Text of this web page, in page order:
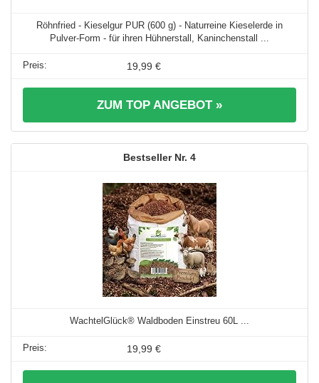
Röhnfried - Kieselgur PUR (600 g) - Naturreine Kieselerde in
Pulver-Form - für ihren Hühnerstall, Kaninchenstall ...
19,99 €
ZUM TOP ANGEBOT »
4
WachtelGlück® Waldboden Einstreu 60L ...
19,99 €